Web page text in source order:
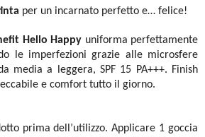
per un incarnato perfetto e… felice!
Hello Happy uniforma perfettamente
le imperfezioni grazie alle microsfere
media a leggera, SPF 15 PA+++. Finish
e comfort tutto il giorno.
prima dell’utilizzo. Applicare 1 goccia